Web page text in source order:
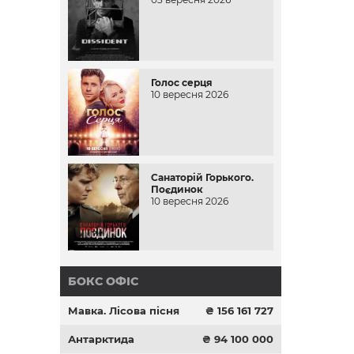
Голос серця
10 вересня 2026
Санаторій Горького.
Поєдинок
10 вересня 2026
БОКС ОФІС
Мавка. Лісова пісня ₴ 156 161 727
Антарктида ₴ 94 100 000